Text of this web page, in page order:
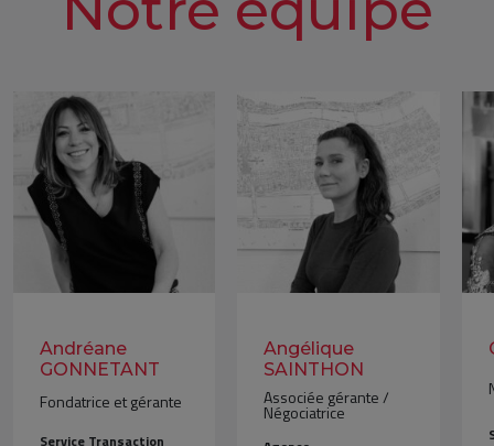
Andréane
GONNETANT
Fondatrice et gérante
Service Transaction
Angélique
SAINTHON
Associée gérante /
Négociatrice